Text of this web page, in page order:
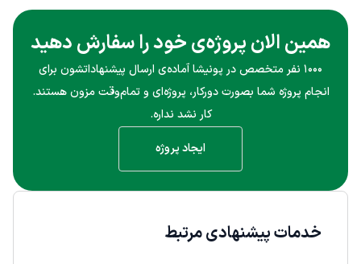
همین الان پروژه‌ی خود را سفارش دهید
۱۰۰۰ نفر متخصص در پونیشا آماده‌ی ارسال پیشنهاداتشون برای
انجام پروژه شما بصورت دورکار، پروژه‌ای و تمام‌وقت مزون هستند.
کار نشد نداره.
ایجاد پروژه
خدمات پیشنهادی مرتبط